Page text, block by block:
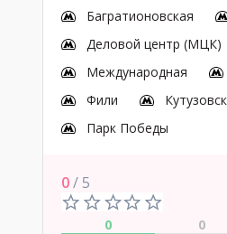
Багратионовская
Деловой центр (МЦК)
Международная
Фили
Парк Победы
0/ 5
0 0